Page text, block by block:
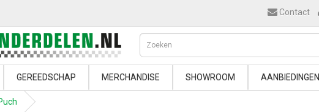
Contact
GEREEDSCHAP MERCHANDISE SHOWROOM AANBIEDINGEN